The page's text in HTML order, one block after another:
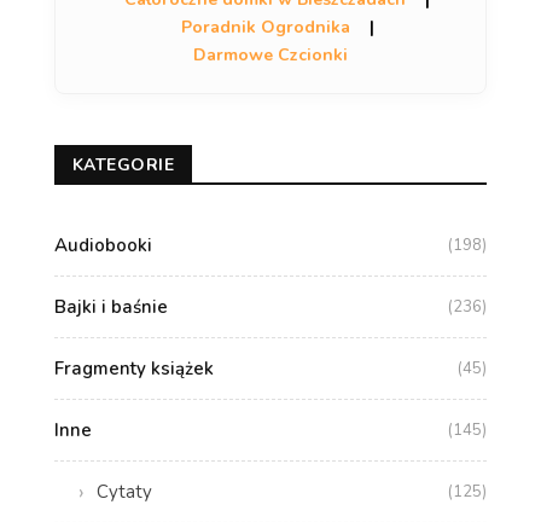
Poradnik Ogrodnika
|
Darmowe Czcionki
KATEGORIE
Audiobooki (198)
Bajki i baśnie (236)
Fragmenty książek (45)
Inne (145)
Cytaty (125)